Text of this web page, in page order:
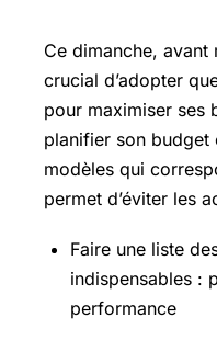
Ce dimanche, avant
crucial d’adopter
pour maximiser ses
planifier son budget
modèles qui
permet d’éviter les
Faire une liste
indispensables :
performance